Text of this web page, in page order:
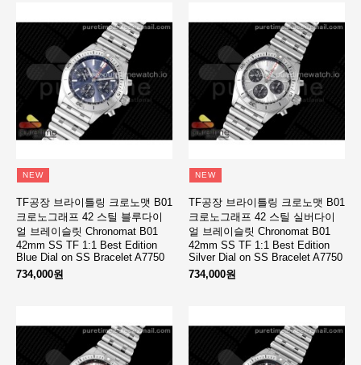
NEW
TF공장 브라이틀링 크로노맷 B01
크로노그래프 42 스틸 블루다이
얼 브레이슬릿 Chronomat B01
42mm SS TF 1:1 Best Edition
Blue Dial on SS Bracelet A7750
734,000원
NEW
TF공장 브라이틀링 크로노맷 B01
크로노그래프 42 스틸 실버다이
얼 브레이슬릿 Chronomat B01
42mm SS TF 1:1 Best Edition
Silver Dial on SS Bracelet A7750
734,000원